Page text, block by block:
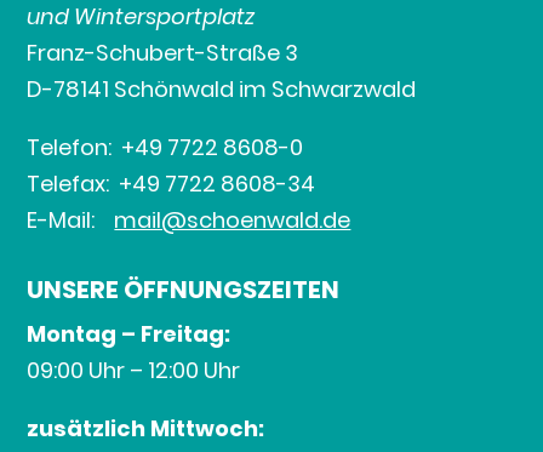
und Wintersportplatz
Franz-Schubert-Straße 3
D-78141 Schönwald im Schwarzwald
Telefon: +49 7722 8608-0
Telefax: +49 7722 8608-34
E-Mail: mail@schoenwald.de
UNSERE ÖFFNUNGSZEITEN
Montag – Freitag:
09:00 Uhr – 12:00 Uhr
zusätzlich Mittwoch: